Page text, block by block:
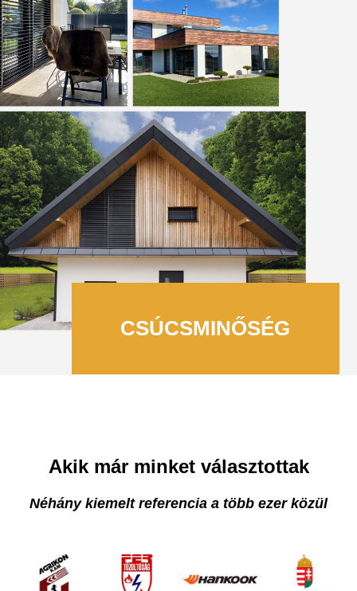
CSÚCSMINŐSÉG
Akik már minket választottak
Néhány kiemelt referencia a több ezer közül